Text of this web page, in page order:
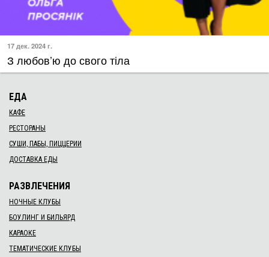
17 дек. 2024 г.
​З любов’ю до свого тіла
ЕДА
КАФЕ
РЕСТОРАНЫ
СУШИ, ПАБЫ, ПИЦЦЕРИИ
ДОСТАВКА ЕДЫ
РАЗВЛЕЧЕНИЯ
НОЧНЫЕ КЛУБЫ
БОУЛИНГ И БИЛЬЯРД
КАРАОКЕ
ТЕМАТИЧЕСКИЕ КЛУБЫ